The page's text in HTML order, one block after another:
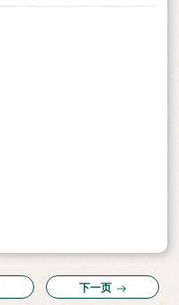
下一页